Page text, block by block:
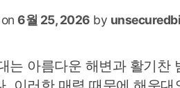
on6월 25, 2026 by
는 아름다운 해변과 활기찬